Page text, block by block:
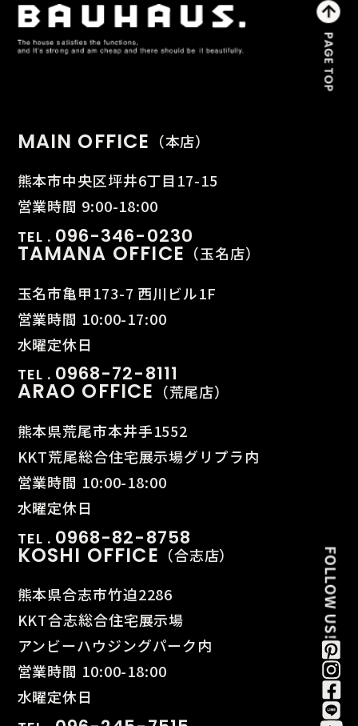
MAIN OFFICE （本店）
熊本市中央区坪井6丁目17-15
営業時間 9:00-18:00
TEL . 096-346-0230
TAMANA OFFICE （玉名店）
玉名市亀甲173-7 西川ビル1F
営業時間 10:00-17:00
水曜定休日
TEL . 0968-72-8111
ARAO OFFICE （荒尾店）
熊本県荒尾市本井手1552
KKT荒尾総合住宅展示場グリプラ内
営業時間 10:00-18:00
水曜定休日
TEL . 0968-82-8758
KOSHI OFFICE （合志店）
熊本県合志市竹迫2286
KKT合志総合住宅展示場
アンビーハウジングパーク内
営業時間 10:00-18:00
水曜定休日